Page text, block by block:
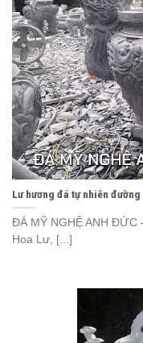
Lư hương đá tự nhiên
ĐÁ MỸ NGHỆ ANH ĐỨC
Hoa Lư, [...]